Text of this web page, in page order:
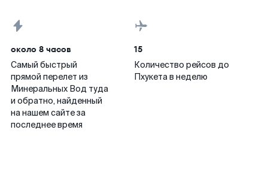
около 8 часов
Самый быстрый
прямой перелет из
Минеральных Вод туда
и обратно, найденный
на нашем сайте за
последнее время
15
Количество рейсов до
Пхукета в неделю